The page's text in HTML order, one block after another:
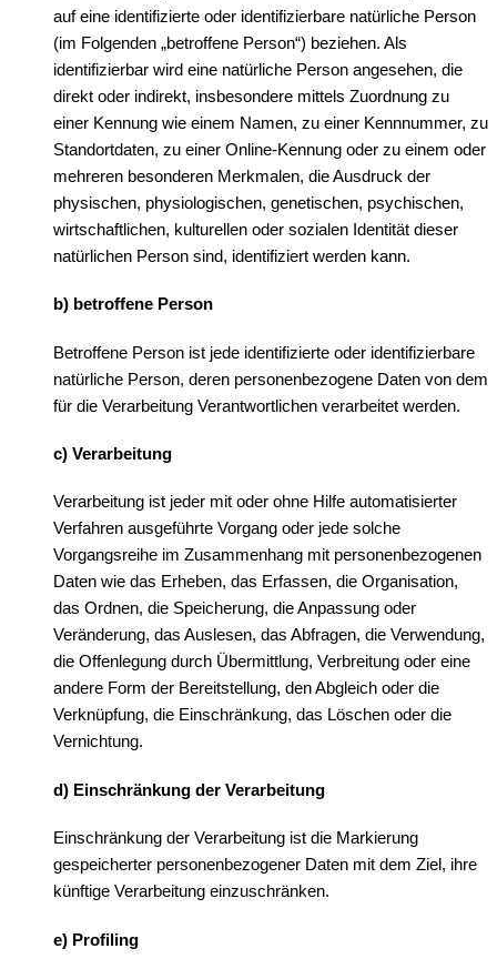
auf eine identifizierte oder identifizierbare natürliche Person
(im Folgenden „betroffene Person“) beziehen. Als
identifizierbar wird eine natürliche Person angesehen, die
direkt oder indirekt, insbesondere mittels Zuordnung zu
einer Kennung wie einem Namen, zu einer Kennnummer, zu
Standortdaten, zu einer Online-Kennung oder zu einem oder
mehreren besonderen Merkmalen, die Ausdruck der
physischen, physiologischen, genetischen, psychischen,
wirtschaftlichen, kulturellen oder sozialen Identität dieser
natürlichen Person sind, identifiziert werden kann.
b) betroffene Person
Betroffene Person ist jede identifizierte oder identifizierbare
natürliche Person, deren personenbezogene Daten von dem
für die Verarbeitung Verantwortlichen verarbeitet werden.
c) Verarbeitung
Verarbeitung ist jeder mit oder ohne Hilfe automatisierter
Verfahren ausgeführte Vorgang oder jede solche
Vorgangsreihe im Zusammenhang mit personenbezogenen
Daten wie das Erheben, das Erfassen, die Organisation,
das Ordnen, die Speicherung, die Anpassung oder
Veränderung, das Auslesen, das Abfragen, die Verwendung,
die Offenlegung durch Übermittlung, Verbreitung oder eine
andere Form der Bereitstellung, den Abgleich oder die
Verknüpfung, die Einschränkung, das Löschen oder die
Vernichtung.
d) Einschränkung der Verarbeitung
Einschränkung der Verarbeitung ist die Markierung
gespeicherter personenbezogener Daten mit dem Ziel, ihre
künftige Verarbeitung einzuschränken.
e) Profiling